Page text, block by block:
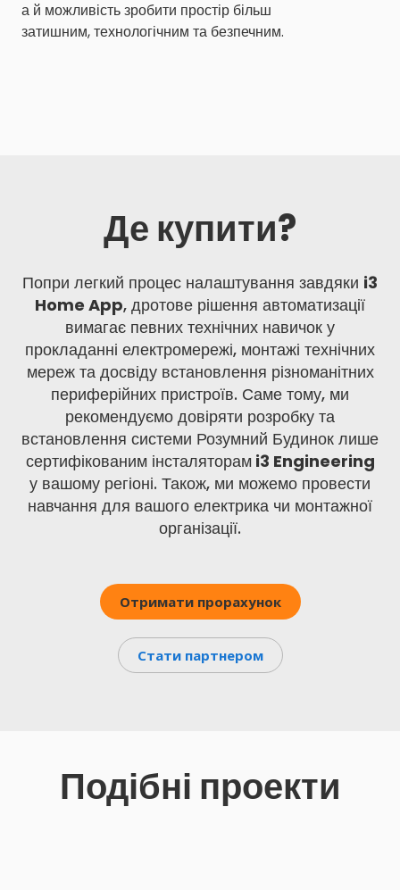
а й можливість зробити простір більш
затишним, технологічним та безпечним.
Де купити?
Попри легкий процес налаштування завдяки i3
Home App, дротове рішення автоматизації
вимагає певних технічних навичок у
прокладанні електромережі, монтажі технічних
мереж та досвіду встановлення різноманітних
периферійних пристроїв. Саме тому, ми
рекомендуємо довіряти розробку та
встановлення системи Розумний Будинок лише
сертифікованим інсталяторамi3 Engineering
у вашому регіоні. Також, ми можемо провести
навчання для вашого електрика чи монтажної
організації.
Отримати прорахунок
Стати партнером
Подібні проекти